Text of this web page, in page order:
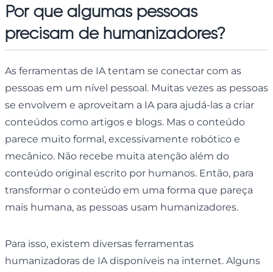
Por que algumas pessoas
precisam de humanizadores?
As ferramentas de IA tentam se conectar com as
pessoas em um nível pessoal. Muitas vezes as pessoas
se envolvem e aproveitam a IA para ajudá-las a criar
conteúdos como artigos e blogs. Mas o conteúdo
parece muito formal, excessivamente robótico e
mecânico. Não recebe muita atenção além do
conteúdo original escrito por humanos. Então, para
transformar o conteúdo em uma forma que pareça
mais humana, as pessoas usam humanizadores.
Para isso, existem diversas ferramentas
humanizadoras de IA disponíveis na internet. Alguns